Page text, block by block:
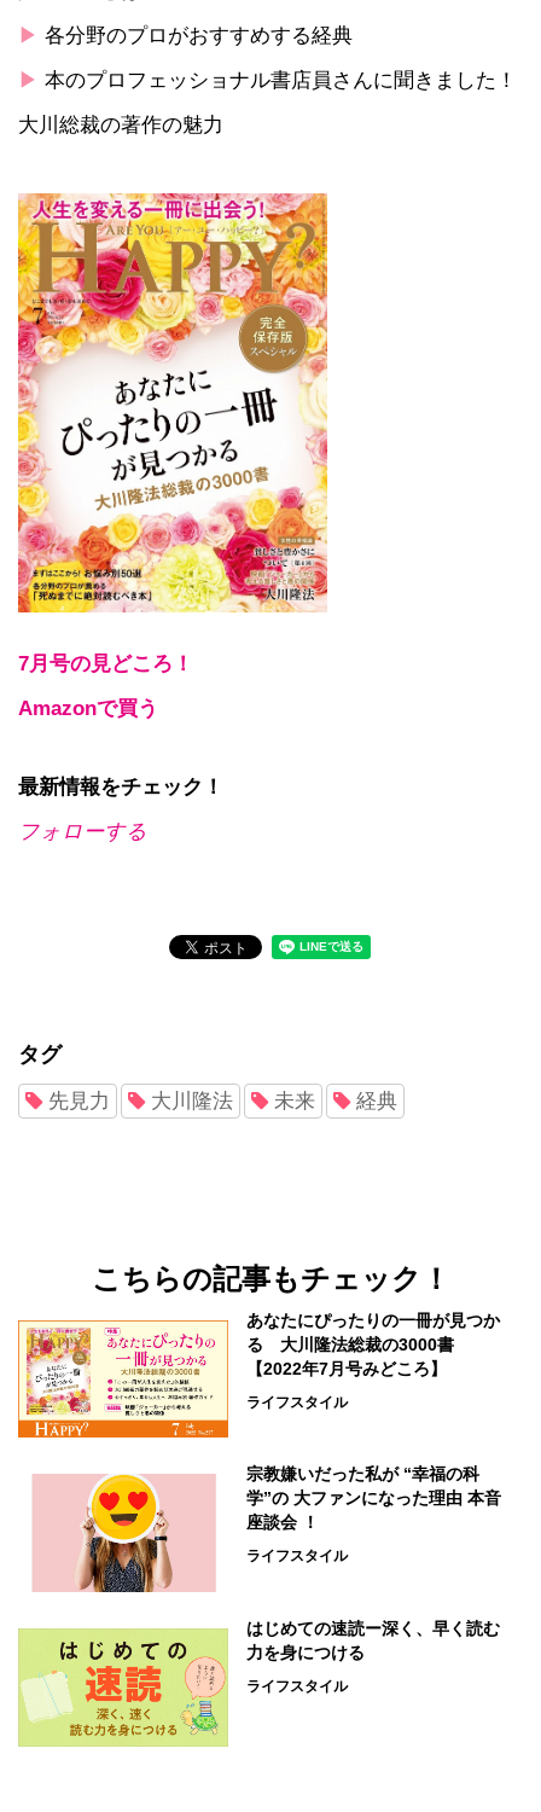
▶ 各分野のプロがおすすめする経典
▶ 本のプロフェッショナル書店員さんに聞きました！
大川総裁の著作の魅力
7月号の見どころ！
Amazonで買う
最新情報をチェック！
フォローする
タグ
先見力 大川隆法 未来 経典
こちらの記事もチェック！
あなたにぴったりの一冊が見つか
る 大川隆法総裁の3000書
【2022年7月号みどころ】
ライフスタイル
宗教嫌いだった私が “幸福の科
学”の 大ファンになった理由 本音
座談会 ！
ライフスタイル
はじめての速読ー深く、早く読む
力を身につける
ライフスタイル